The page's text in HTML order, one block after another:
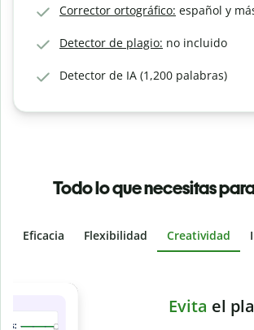
Corrector ortográfico: español y
Detector de plagio: no incluido
Detector de IA (1,200 palabras)
Todo lo que necesitas
Eficacia Flexibilidad Creatividad